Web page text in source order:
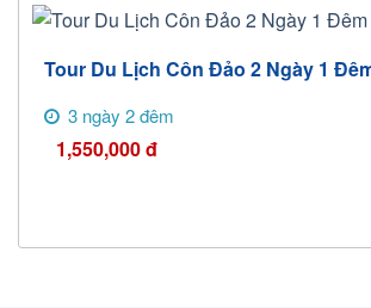
Tour Du Lịch Côn Đảo 2 Ngày 1
3 ngày 2 đêm
1,550,000đ